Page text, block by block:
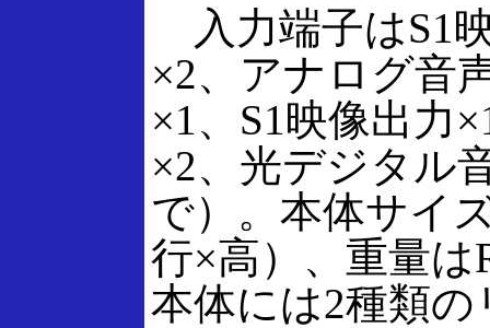
入力端子はS1
×2、アナログ音
×1、S1映像出力
×2、光デジタル
で）。本体サイ
行×高）、重量は
本体には2種類